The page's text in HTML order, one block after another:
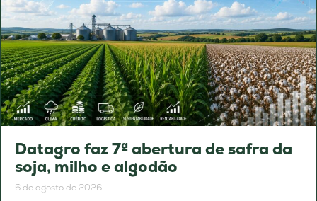
Datagro faz 7ª abertura de safra da
soja, milho e algodão
6 de agosto de 2026